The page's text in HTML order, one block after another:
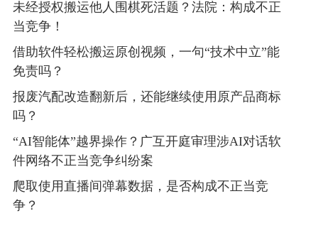
未经授权搬运他人围棋死活题？法院：构成不正
当竞争！
借助软件轻松搬运原创视频，一句“技术中立”能
免责吗？
报废汽配改造翻新后，还能继续使用原产品商标
吗？
“AI智能体”越界操作？广互开庭审理涉AI对话软
件网络不正当竞争纠纷案
爬取使用直播间弹幕数据，是否构成不正当竞
争？